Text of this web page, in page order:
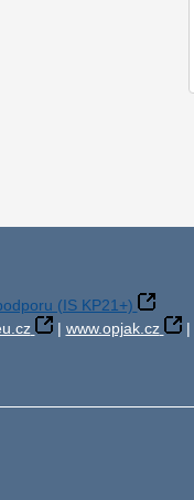
(IS KP21+)
| www.opjak.cz |